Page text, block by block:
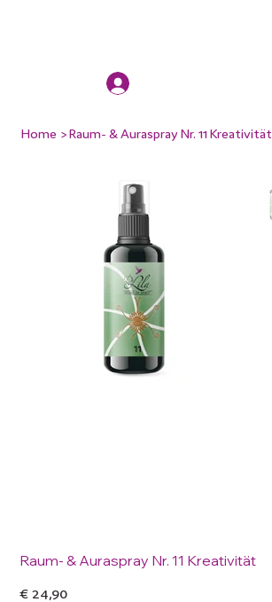
Home >Raum- & Auraspray Nr. 11 Kreativität
Raum- & Auraspray Nr. 11 Kreativität
€ 24,90